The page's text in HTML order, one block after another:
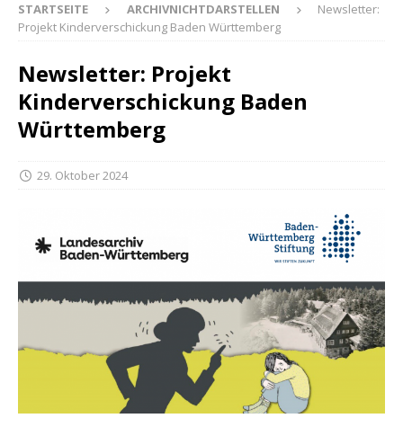
STARTSEITE ARCHIVNICHTDARSTELLEN
Newsletter:
Projekt Kinderverschickung Baden Württemberg
Newsletter: Projekt
Kinderverschickung Baden
Württemberg
29. Oktober 2024